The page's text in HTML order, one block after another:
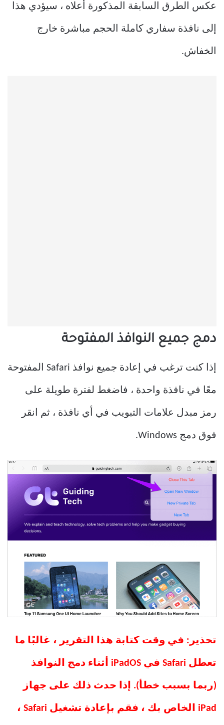
عكس الطرق السابقة المذكورة أعلاه ، سيؤدي هذا
إلى نافذة سفاري كاملة الحجم مباشرة خارج
الخفاش.
دمج جميع النوافذ المفتوحة
إذا كنت ترغب في إعادة جميع نوافذ Safari المفتوحة
معًا في نافذة واحدة ، فاضغط لفترة طويلة على
رمز مبدل علامات التبويب في أي نافذة ، ثم انقر
فوق دمج Windows.
تحذير: في وقت كتابة هذا التقرير ، غالبًا ما
تعطل Safari في iPadOS أثناء دمج النوافذ
(ربما بسبب خطأ). إذا حدث ذلك على جهاز
iPad الخاص بك ، فقم بإعادة تشغيل Safari ،